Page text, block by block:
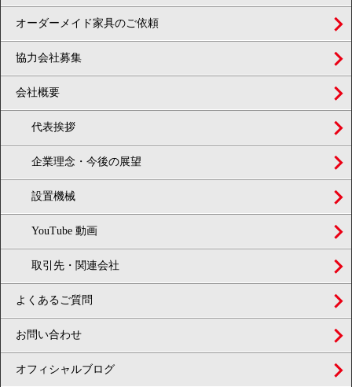
オーダーメイド家具のご依頼
協力会社募集
会社概要
代表挨拶
企業理念・今後の展望
設置機械
YouTube 動画
取引先・関連会社
よくあるご質問
お問い合わせ
オフィシャルブログ